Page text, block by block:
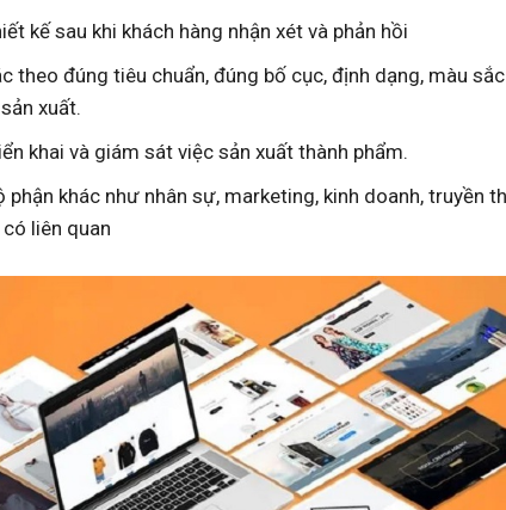
kế sau khi khách hàng nhận xét và phản hồi
theo đúng tiêu chuẩn, đúng bố cục, định dạng, màu
xuất.
khai và giám sát việc sản xuất thành phẩm.
khác như nhân sự, marketing, kinh doanh, truyền
liên quan